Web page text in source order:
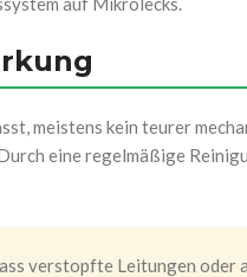
meistens kein teurer
eine regelmäßige
verstopfte Leitungen oder